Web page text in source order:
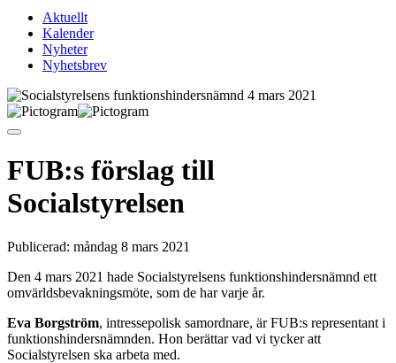
Aktuellt
Kalender
Nyheter
Nyhetsbrev
FUB:s förslag till
Socialstyrelsen
Publicerad: måndag 8 mars 2021
Den 4 mars 2021 hade Socialstyrelsens funktionshindersnämnd ett
omvärldsbevakningsmöte, som de har varje år.
Eva Borgström, intressepolisk samordnare, är FUB:s representant i
funktionshindersnämnden. Hon berättar vad vi tycker att
Socialstyrelsen ska arbeta med.